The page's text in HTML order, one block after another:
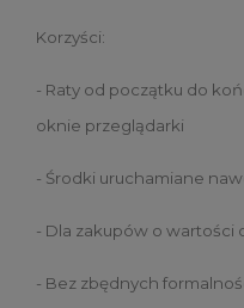
Korzyści:
- Raty od początku do
oknie przeglądarki
- Środki uruchamiane
- Dla zakupów o wartości
- Bez zbędnych